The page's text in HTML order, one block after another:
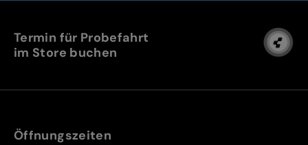
Termin für Probefahrt
im Store buchen
Öffnungszeiten